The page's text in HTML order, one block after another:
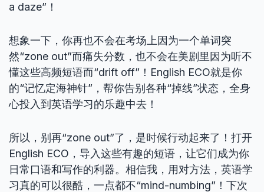
a daze”！
想象一下，你再也不会在考场上因为一个单词突
然“zone out”而痛失分数，也不会在美剧里因为听不
懂这些高频短语而“drift off”！English ECO就是你
的“记忆定海神针”，帮你告别各种“掉线”状态，全身
心投入到英语学习的乐趣中去！
所以，别再“zone out”了，是时候行动起来了！打开
English ECO，导入这些有趣的短语，让它们成为你
日常口语和写作的利器。相信我，用对方法，英语学
习真的可以很酷，一点都不“mind-numbing”！下次